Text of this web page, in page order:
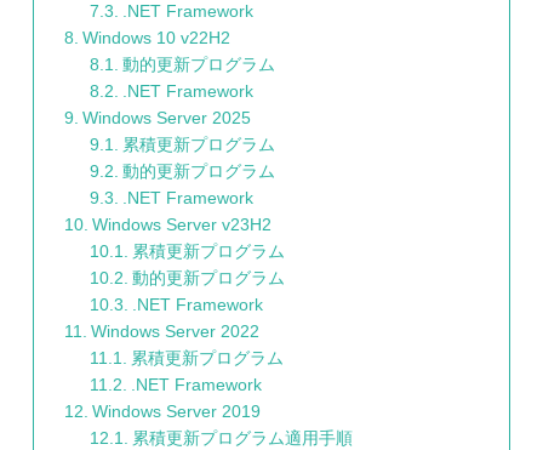
.NET Framework
Windows 10 v22H2
動的更新プログラム
.NET Framework
Windows Server 2025
累積更新プログラム
動的更新プログラム
.NET Framework
Windows Server v23H2
累積更新プログラム
動的更新プログラム
.NET Framework
Windows Server 2022
累積更新プログラム
.NET Framework
Windows Server 2019
累積更新プログラム適用手順